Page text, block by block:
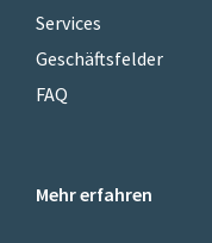
Services
Geschäftsfelder
FAQ
Mehr erfahren